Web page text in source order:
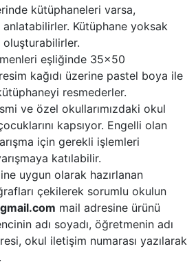
kütüphaneleri varsa,
Kütüphane yoksak
eşliğinde 35×50
kağıdı üzerine pastel boya ile
resmederler.
ve özel okullarımızdaki okul
kapsıyor. Engelli olan
için gerekli işlemleri
katılabilir.
uygun olarak hazırlanan
çekilerek sorumlu okulun
mail adresine ürünü
adı soyadı, öğretmenin adı
okul iletişim numarası yazılarak